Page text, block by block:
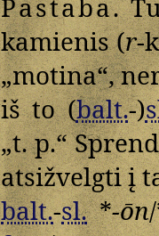
Pastaba.
kamienis (r-
„motina“,
iš to (balt.-)
„t. p.“
atsižvelgti į
balt.-sl.*-ōn